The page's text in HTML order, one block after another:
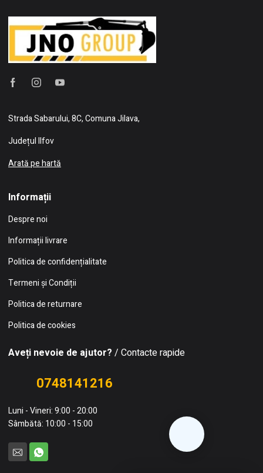
Strada Sabarului, 8C, Comuna Jilava,
Județul Ilfov
Arată pe hartă
Informații
Despre noi
Informații livrare
Politica de confidențialitate
Termeni și Condiții
Politica de returnare
Politica de cookies
Aveți nevoie de ajutor? / Contacte rapide
0748141216
Luni - Vineri: 9:00 - 20:00
Sâmbătă: 10:00 - 15:00